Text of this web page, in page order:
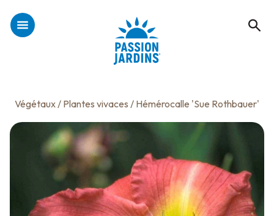
Végétaux/ Plantes vivaces / Hémérocalle 'Sue Rothbauer'